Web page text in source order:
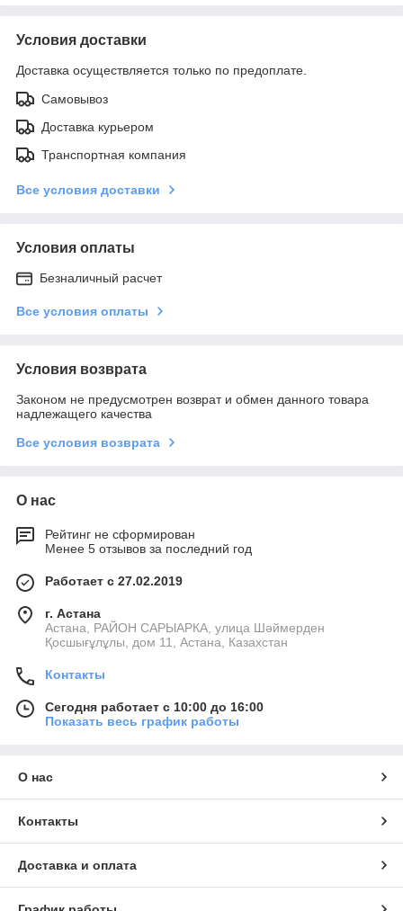
Условия доставки
Доставка осуществляется только по предоплате.
Самовывоз
Доставка курьером
Транспортная компания
Все условия доставки
Условия оплаты
Безналичный расчет
Все условия оплаты
Условия возврата
Законом не предусмотрен возврат и обмен данного товара
надлежащего качества
Все условия возврата
О нас
Рейтинг не сформирован
Менее 5 отзывов за последний год
Работает с 27.02.2019
г. Астана
Астана, РАЙОН САРЫАРКА, улица Шәймерден
Қосшығұлұлы, дом 11, Астана, Казахстан
Контакты
Сегодня работает с 10:00 до 16:00
Показать весь график работы
О нас
Контакты
Доставка и оплата